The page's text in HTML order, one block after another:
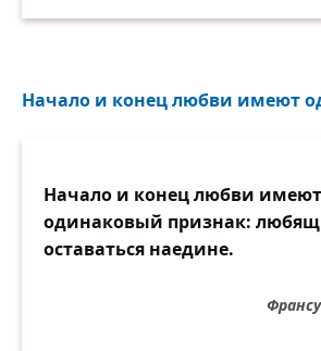
проплыванье баржи,
и сиянье витрин, звон
Поздравляю себя
с этой ранней находкой, с
поздравляю себя
Начало и конец любви имеют
Начало и конец любви имеют
одинаковый признак:
оставаться наедине.